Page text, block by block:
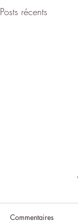
Posts récents
Commentaires